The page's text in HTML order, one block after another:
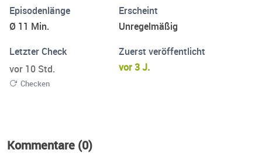
Episodenlänge
Ø 11 Min.
Erscheint
Unregelmäßig
Letzter Check
vor 10 Std.
Checken
Zuerst veröffentlicht
vor 3 J.
Kommentare (0)